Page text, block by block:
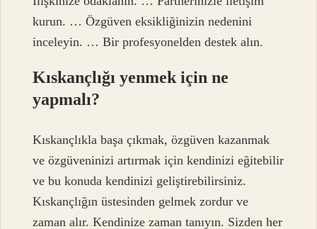
kurun. … Özgüven eksikliğinizin nedenini
inceleyin. … Bir profesyonelden destek alın.
Kıskançlığı yenmek için ne
yapmalı?
Kıskançlıkla başa çıkmak, özgüven kazanmak
ve özgüveninizi artırmak için kendinizi eğitebilir
ve bu konuda kendinizi geliştirebilirsiniz.
Kıskançlığın üstesinden gelmek zordur ve
zaman alır. Kendinize zaman tanıyın. Sizden her